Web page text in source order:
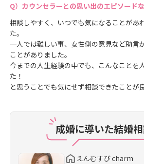
カウンセラーとの思い出のエピソード
相談しやすく、いつでも気になることがあ
た。
一人では難しい事、女性側の意見など助言
ことがありました。
今までの人生経験の中でも、こんなことを
た！
と思うことでも気にせず相談できたことが
成婚に導いた結婚
えんむすび charm